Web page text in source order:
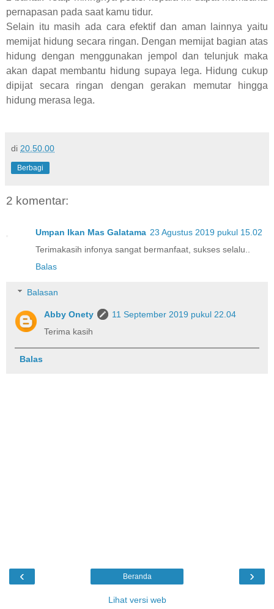
pernapasan pada saat kamu tidur.
Selain itu masih ada cara efektif dan aman lainnya yaitu
memijat hidung secara ringan. Dengan memijat bagian atas
hidung dengan menggunakan jempol dan telunjuk maka
akan dapat membantu hidung supaya lega. Hidung cukup
dipijat secara ringan dengan gerakan memutar hingga
hidung merasa lega.
di 20.50.00
Berbagi
2 komentar:
Umpan Ikan Mas Galatama 23 Agustus 2019 pukul 15.02
Terimakasih infonya sangat bermanfaat, sukses selalu..
Balas
Balasan
Abby Onety
11 September 2019 pukul 22.04
Terima kasih
Balas
‹ ›
Beranda
Lihat versi web